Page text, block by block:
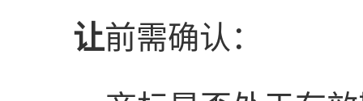
让前需确认：